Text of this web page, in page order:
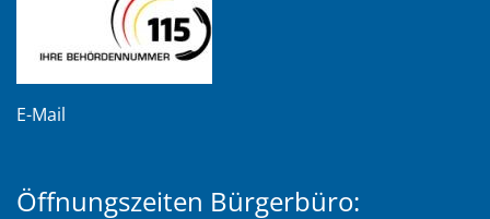
E-Mail
Öffnungszeiten Bürgerbüro: